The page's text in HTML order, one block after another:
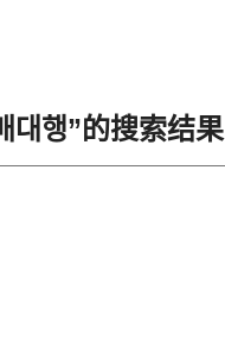
대행”的搜索结果